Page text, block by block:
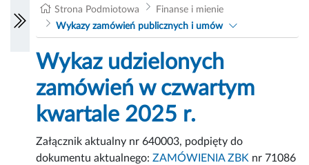
Strona Podmiotowa
Finanse i mienie
Wykazy zamówień publicznych i umów
Wykaz udzielonych
zamówień w czwartym
kwartale 2025 r.
Załącznik aktualny nr 640003, podpięty do
dokumentu aktualnego:ZAMÓWIENIA ZBK nr 71086